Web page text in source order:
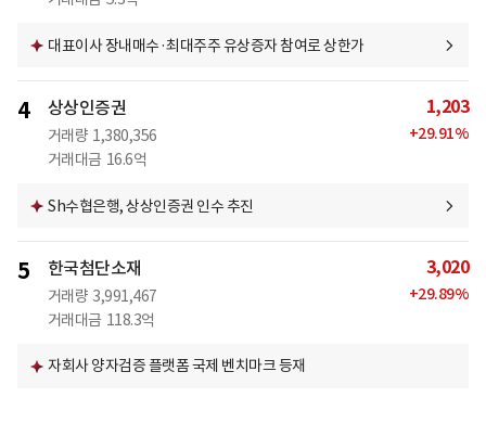
대표이사 장내매수·최대주주 유상증자 참여로 상한가
4 상상인증권
거래량 1,380,356
거래대금 16.6억
1,203
+29.91%
Sh수협은행, 상상인증권 인수 추진
5 한국첨단소재
거래량 3,991,467
거래대금 118.3억
3,020
+29.89%
자회사 양자검증 플랫폼 국제 벤치마크 등재